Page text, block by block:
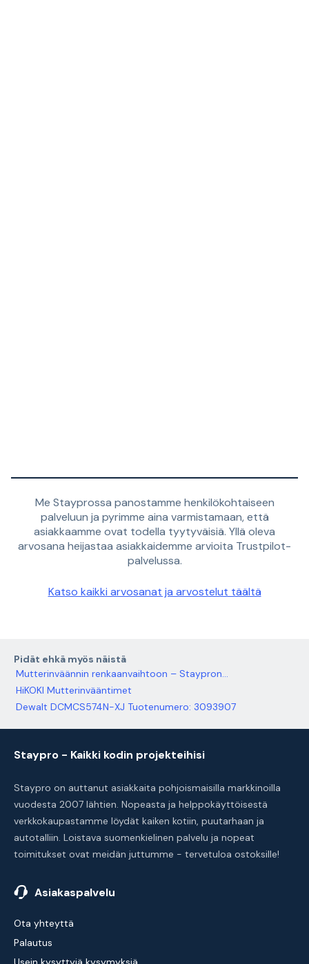
Me Stayprossa panostamme henkilökohtaiseen
palveluun ja pyrimme aina varmistamaan, että
asiakkaamme ovat todella tyytyväisiä. Yllä oleva
arvosana heijastaa asiakkaidemme arvioita Trustpilot-
palvelussa.
Katso kaikki arvosanat ja arvostelut täältä
Pidät ehkä myös näistä
Mutterinväännin renkaanvaihtoon – Staypron...
HiKOKI Mutterinvääntimet
Dewalt DCMCS574N-XJ Tuotenumero: 3093907
Staypro - Kaikki kodin projekteihisi
Staypro on auttanut asiakkaita pohjoismaisilla markkinoilla
vuodesta 2007 lähtien. Nopeasta ja helppokäyttöisestä
verkkokaupastamme löydät kaiken kotiin, puutarhaan ja
autotalliin. Loistava suomenkielinen palvelu ja nopeat
toimitukset ovat meidän juttumme - tervetuloa ostoksille!
Asiakaspalvelu
Ota yhteyttä
Palautus